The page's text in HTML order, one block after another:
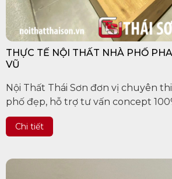
THỰC TẾ NỘI THẤT NHÀ PHỐ
VŨ
Nội Thất Thái Sơn đơn vị chuyên
phố đẹp, hỗ trợ tư vấn concept
khách hàng trên các tỉnh thành
nên chất...
Chi tiết